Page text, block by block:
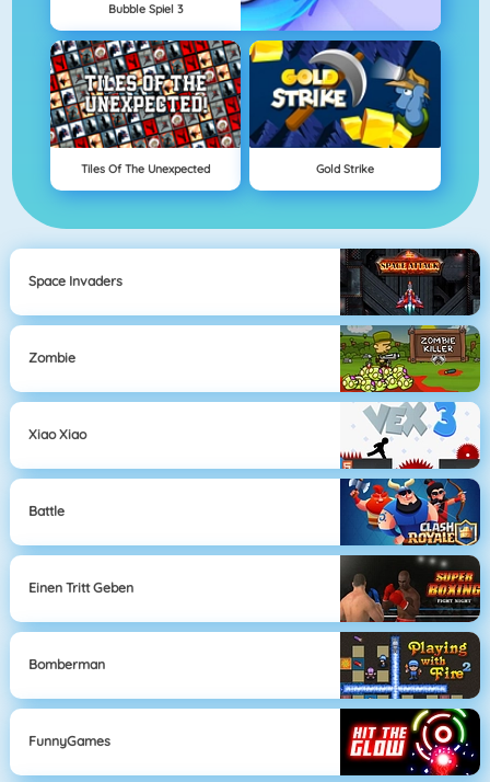
Bubble Spiel 3
Tiles Of The Unexpected Gold Strike
Space Invaders
Zombie
Xiao Xiao
Battle
Einen Tritt Geben
Bomberman
FunnyGames